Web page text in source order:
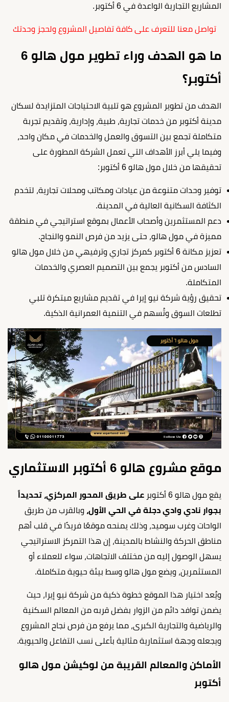
المشاريع التجارية الواعدة في 6 أكتوبر.
تواصل معنا للتعرف على كافة تفاصيل المشروع ولحجز وحدتك
ما هو الهدف وراء تطوير مول هالو 6
أكتوبر؟
الهدف من تطوير المشروع هو تلبية الاحتياجات المتزايدة لسكان
مدينة أكتوبر من خدمات تجارية، طبية، وإدارية، وتقديم تجربة
متكاملة تجمع بين التسوق والعمل والخدمات في مكان واحد،
وفيما يلي أبرز الأهداف التي تعمل الشركة المطورة على
تحقيقها من خلال مول هالو 6 أكتوبر:
توفير وحدات متنوعة من عيادات ومكاتب ومحلات تجارية، لتخدم
الكثافة السكانية العالية في المدينة.
دعم المستثمرين وأصحاب الأعمال بموقع استراتيجي في منطقة
مميزة في مول هالو، حتى يزيد من فرص النمو والنجاح.
تعزيز مكانة 6 أكتوبر كمركز تجاري وترفيهي من خلال مول هالو
السادس من أكتوبر يجمع بين التصميم العصري والخدمات
المتكاملة.
تحقيق رؤية شركة نيو إيرا في تقديم مشاريع مبتكرة تلبي
تطلعات السوق وتُسهم في التنمية العمرانية الذكية.
موقع مشروع هالو 6 أكتوبر الاستثماري
يقع مول هالو 6 أكتوبر
على طريق المحور المركزي، تحديداً
بجوار نادي وادي دجلة في الحي الأول، وبالقرب من طريق
الواحات وغرب سوميد، وذلك يمنحه موقعًا فريدًا في قلب أهم
مناطق الحركة والنشاط بالمدينة، إن هذا التمركز الاستراتيجي
يسهل الوصول إليه من مختلف الاتجاهات، سواء للعملاء أو
المستثمرين، ويضع مول هالو وسط بيئة حيوية متكاملة.
ويُعد اختيار هذا الموقع خطوة ذكية من شركة نيو إيرا، حيث
يضمن توافد دائم من الزوار بفضل قربه من المعالم السكنية
والرياضية والتجارية الكبرى، مما يرفع من فرص نجاح المشروع
ويجعله وجهة استثمارية مثالية بأعلى نسب التفاعل والحيوية.
الأماكن والمعالم القريبة من لوكيشن مول هالو
أكتوبر